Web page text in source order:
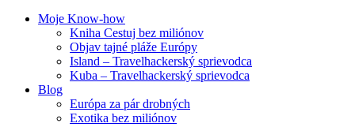
Moje Know-how
Kniha Cestuj bez miliónov
Objav tajné pláže Európy
Island – Travelhackerský sprievodca
Kuba – Travelhackerský sprievodca
Blog
Európa za pár drobných
Exotika bez miliónov